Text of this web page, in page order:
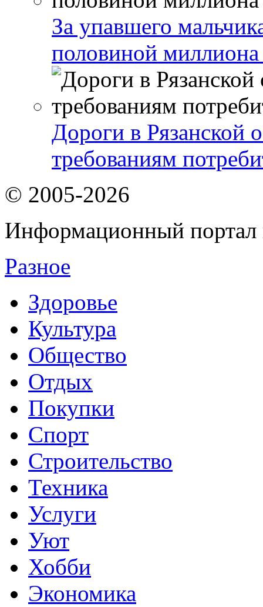
За упавшего
половиной миллиона
Дороги в Рязанской
требованиям
© 2005-2026
Информационный портал
Разное
Здоровье
Культура
Общество
Отдых
Покупки
Спорт
Строительство
Техника
Услуги
Уют
Хобби
Экономика